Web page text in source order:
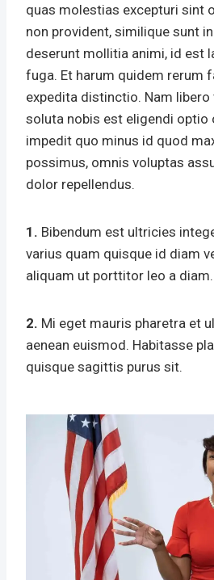
quas molestias excepturi sint
non provident, similique sunt
deserunt mollitia animi, id est
fuga. Et harum quidem rerum
expedita distinctio. Nam libero
soluta nobis est eligendi optio
impedit quo minus id quod
possimus, omnis voluptas
dolor repellendus.
1. Bibendum est ultricies
varius quam quisque id diam
aliquam ut porttitor leo a diam.
2. Mi eget mauris pharetra et
aenean euismod. Habitasse
quisque sagittis purus sit.